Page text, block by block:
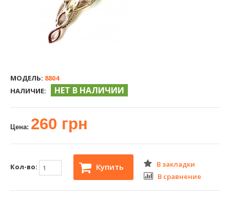
МОДЕЛЬ: 8804
НАЛИЧИЕ:
НЕТ В НАЛИЧИИ
Цена: 260 грн
Кол-во: Купить
В закладки
В сравнение